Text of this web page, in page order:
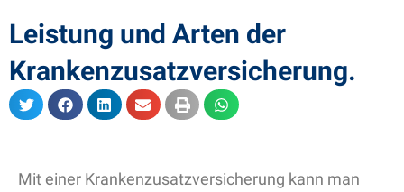
Leistung und Arten der
Krankenzusatzversicherung.
Mit einer Krankenzusatzversicherung kann man